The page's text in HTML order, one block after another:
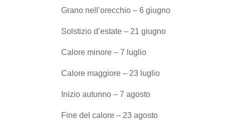
Grano nell’orecchio – 6 giugno
Solstizio d’estate – 21 giugno
Calore minore – 7 luglio
Calore maggiore – 23 luglio
Inizio autunno – 7 agosto
Fine del calore – 23 agosto